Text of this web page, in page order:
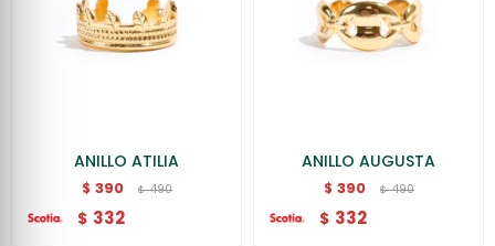
ANILLO ATILIA
$ 390 $ 490
$ 332
ANILLO AUGUSTA
$ 390 $ 490
$ 332